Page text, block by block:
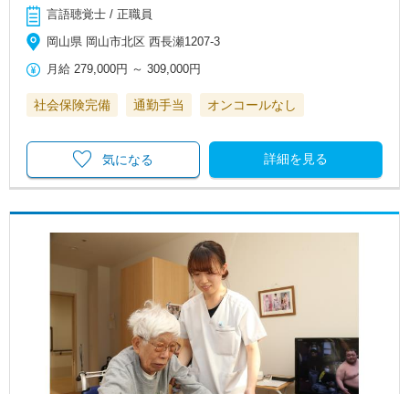
言語聴覚士 / 正職員
岡山県 岡山市北区 西長瀬1207-3
月給 279,000円 ～309,000円
社会保険完備 通勤手当 オンコールなし
詳細を見る
気になる